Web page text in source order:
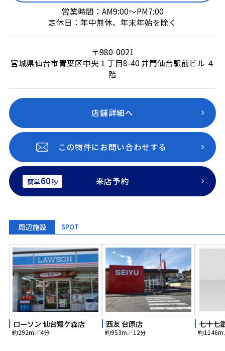
営業時間：AM9:00～PM7:00
定休日：年中無休、年末年始を除く
〒980-0021
宮城県仙台市青葉区中央１丁目8-40 井門仙台駅前ビル ４
階
店舗詳細へ
この物件にお問い合わせする
簡単60秒 来店予約
周辺施設 SPOT
ローソン 仙台鷺ケ森店
約292m／4分
西友 台原店
約953m／12分
七十七
約1146m